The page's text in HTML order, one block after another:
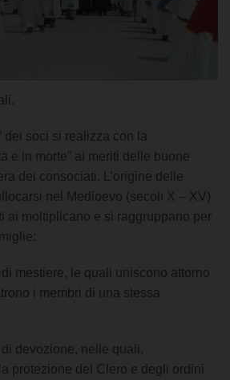
dei soci si realizza con la
e in morte” ai meriti delle buone
dei consociati. L’origine delle
nel Medioevo (secoli X – XV)
ai moltiplicano e si raggruppano per
mestiere, le quali uniscono attorno
i membri di una stessa
devozione, nelle quali,
protezione del Clero e degli ordini